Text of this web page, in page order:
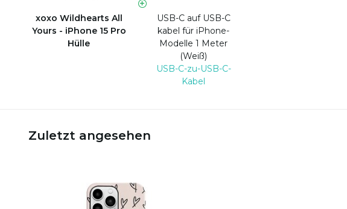
xoxo Wildhearts All
Yours - iPhone 15 Pro
Hülle
USB-C auf USB-C
kabel für iPhone-
Modelle 1 Meter
(Weiß)
USB-C-zu-USB-C-
Kabel
Zuletzt angesehen